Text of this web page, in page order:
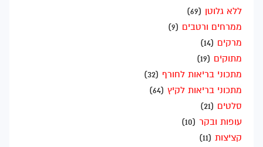
ללא גלוטן (69)
ממרחים ורטבים (9)
מרקים (14)
מתוקים (19)
מתכוני בריאות לחורף (32)
מתכוני בריאות לקיץ (64)
סלטים (21)
עופות ובקר (10)
קציצות (11)